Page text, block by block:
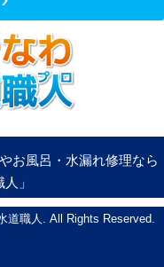
お風呂・水漏れ修理なら
」
道職人. All Rights Reserved.